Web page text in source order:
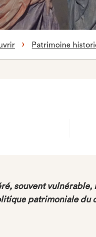
Patrimoine
souvent
patrimoniale du